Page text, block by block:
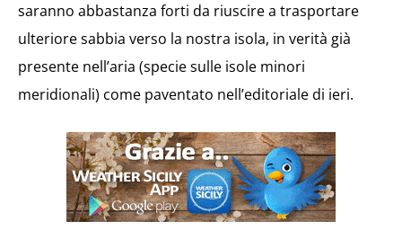
saranno abbastanza forti da riuscire a trasportare
ulteriore sabbia verso la nostra isola, in verità già
presente nell’aria (specie sulle isole minori
meridionali) come paventato nell’editoriale di ieri.